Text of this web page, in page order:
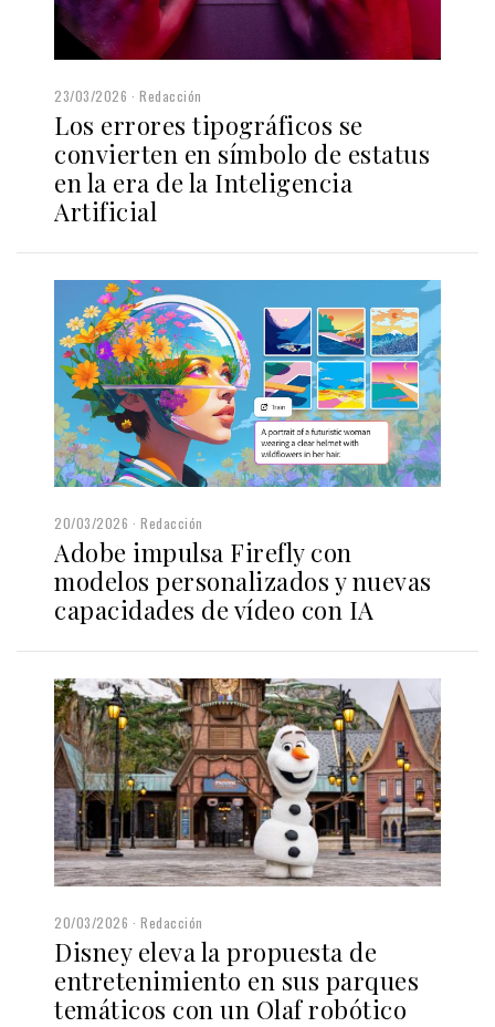
23/03/2026 Redacción
Los errores tipográficos se
convierten en símbolo de estatus
en la era de la Inteligencia
Artificial
20/03/2026 Redacción
Adobe impulsa Firefly con
modelos personalizados y nuevas
capacidades de vídeo con IA
20/03/2026 Redacción
Disney eleva la propuesta de
entretenimiento en sus parques
temáticos con un Olaf robótico